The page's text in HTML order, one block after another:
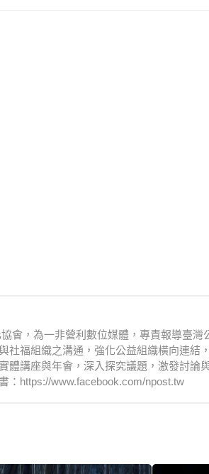
會，為一非營利數位媒體，專責報導臺灣
社福組織之溝通，強化公益組織橫向連結
體講座與年會，深入探究議題，激發討論
：https://www.facebook.com/npost.tw